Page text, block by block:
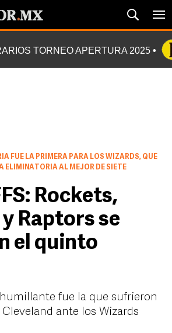
TORNEO APERTURA 2025
FUE LA PRIMERA PARA LOS WIZARDS, QUE
ELIMINATORIA AL MEJOR DE SIETE
Rockets,
Raptors se
el quinto
fue la que sufrieron
ante los Wizards